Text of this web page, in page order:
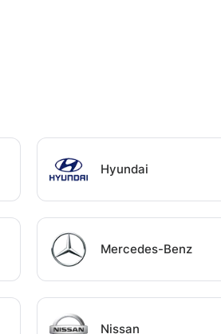
Hyundai
Mercedes-Benz
Nissan